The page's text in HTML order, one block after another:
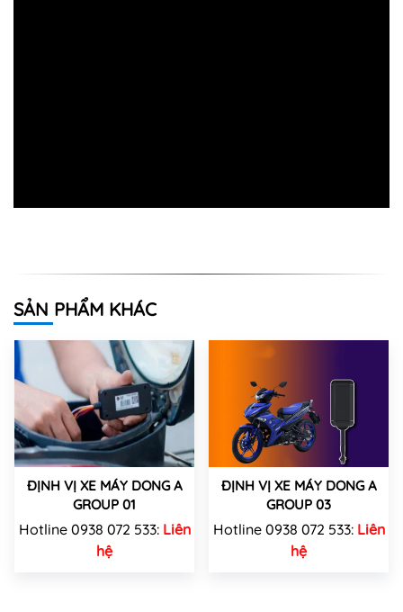
SẢN PHẨM KHÁC
ĐỊNH VỊ XE MÁY DONG A
GROUP 01
Hotline 0938 072 533: Liên
hệ
ĐỊNH VỊ XE MÁY DONG A
GROUP 03
Hotline 0938 072 533: Liên
hệ